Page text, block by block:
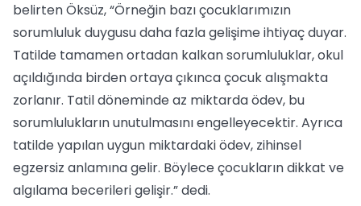
belirten Öksüz, “Örneğin bazı çocuklarımızın
sorumluluk duygusu daha fazla gelişime ihtiyaç duyar.
Tatilde tamamen ortadan kalkan sorumluluklar, okul
açıldığında birden ortaya çıkınca çocuk alışmakta
zorlanır. Tatil döneminde az miktarda ödev, bu
sorumlulukların unutulmasını engelleyecektir. Ayrıca
tatilde yapılan uygun miktardaki ödev, zihinsel
egzersiz anlamına gelir. Böylece çocukların dikkat ve
algılama becerileri gelişir.” dedi.